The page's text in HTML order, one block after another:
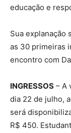
educação e
Sua explanação
as 30 primeiras
encontro com
INGRESSOS – A
dia 22 de julho,
será
R$ 450.